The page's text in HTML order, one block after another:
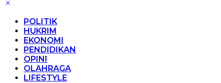
POLITIK
HUKRIM
EKONOMI
PENDIDIKAN
OPINI
OLAHRAGA
LIFESTYLE